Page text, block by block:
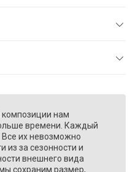
композиции нам
времени. Каждый
Все их невозможно
из за сезонности и
внешнего вида
сохраним размер,